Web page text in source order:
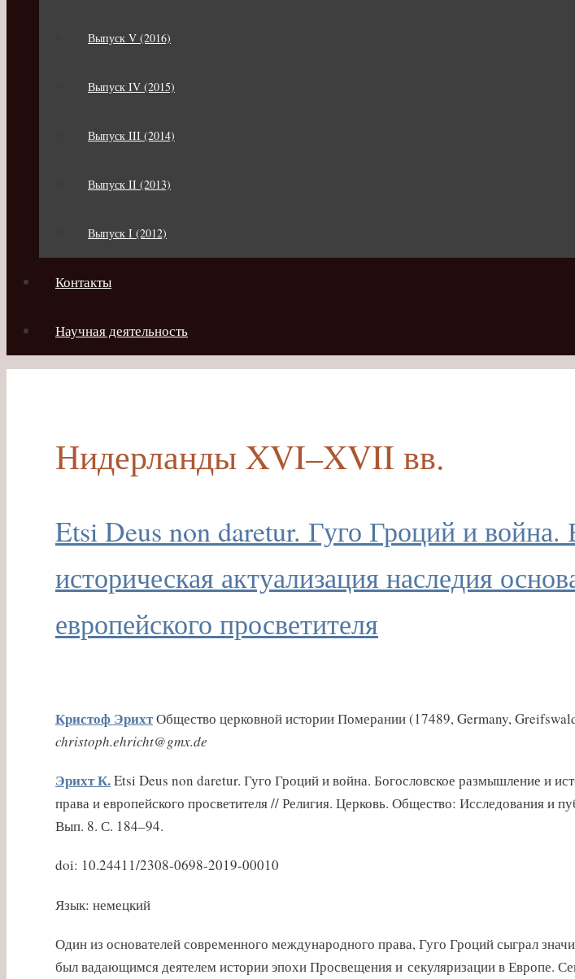
Выпуск V (2016)
Выпуск IV (2015)
Выпуск III (2014)
Выпуск II (2013)
Выпуск I (2012)
Контакты
Научная деятельность
Нидерланды XVI–XVII вв.
Etsi Deus non daretur. Гуго Гроций и
историческая актуализация наследия
европейского просветителя
Кристоф ЭрихтОбщество церковной истории Померании (17489, Germany,
christoph.ehricht@gmx.de
Эрихт К.Etsi Deus non daretur. Гуго Гроций и война. Богословское размышление и
права и европейского просветителя // Религия. Церковь. Общество: Исследования
Вып. 8. С. 184–94.
doi: 10.24411/2308-0698-2019-00010
Язык: немецкий
Один из основателей современного международного права, Гуго Гроций сыграл
был вадающимся деятелем истории эпохи Просвещения и секуляризации в Европе.